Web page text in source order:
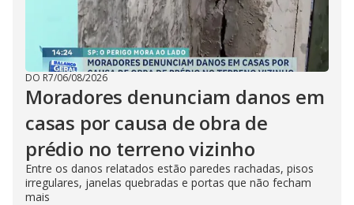
DO R7/06/08/2026
Moradores denunciam danos em
casas por causa de obra de
prédio no terreno vizinho
Entre os danos relatados estão paredes rachadas, pisos
irregulares, janelas quebradas e portas que não fecham
mais